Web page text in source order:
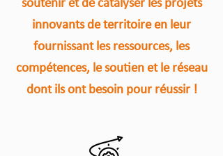
soutenir et de catalyser les projets
innovants de territoire en leur
fournissant les ressources, les
compétences, le soutien et le réseau
dont ils ont besoin pour réussir !​